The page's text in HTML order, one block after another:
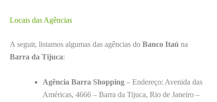
Locais das Agências
A seguir, listamos algumas das agências do Banco Itaú na
Barra da Tijuca:
Agência Barra Shopping – Endereço: Avenida das
Américas, 4666 – Barra da Tijuca, Rio de Janeiro –